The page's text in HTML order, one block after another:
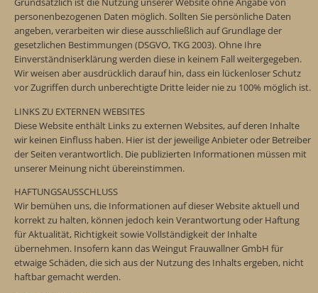
personenbezogenen Daten möglich. Sollten Sie persönliche Daten
angeben, verarbeiten wir diese ausschließlich auf Grundlage der
gesetzlichen Bestimmungen (DSGVO, TKG 2003). Ohne Ihre
Einverständniserklärung werden diese in keinem Fall weitergegeben.
Wir weisen aber ausdrücklich darauf hin, dass ein lückenloser Schutz
vor Zugriffen durch unberechtigte Dritte leider nie zu 100% möglich ist.
LINKS ZU EXTERNEN WEBSITES
Diese Website enthält Links zu externen Websites, auf deren Inhalte
wir keinen Einfluss haben. Hier ist der jeweilige Anbieter oder Betreiber
der Seiten verantwortlich. Die publizierten Informationen müssen mit
unserer Meinung nicht übereinstimmen.
HAFTUNGSAUSSCHLUSS
Wir bemühen uns, die Informationen auf dieser Website aktuell und
korrekt zu halten, können jedoch kein Verantwortung oder Haftung
für Aktualität, Richtigkeit sowie Vollständigkeit der Inhalte
übernehmen. Insofern kann das Weingut Frauwallner GmbH für
etwaige Schäden, die sich aus der Nutzung des Inhalts ergeben, nicht
haftbar gemacht werden.